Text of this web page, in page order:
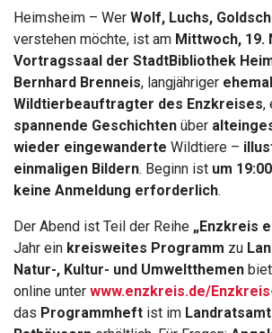
Heimsheim – Wer Wolf, Luchs,
verstehen möchte, ist am Mittwoch, 19.
Vortragssaal der StadtBibliothek
Bernhard Brenneis, langjähriger
Wildtierbeauftragter des Enzkreises,
spannende Geschichten über
wieder eingewanderte Wildtiere –
einmaligen Bildern. Beginn ist um
keine Anmeldung erforderlich.
Der Abend ist Teil der Reihe „Enzkreis
Jahr ein kreisweites Programm zu
Natur-, Kultur- und Umweltthemen
online unter www.enzkreis.de/
das Programmheft ist im Landratsamt